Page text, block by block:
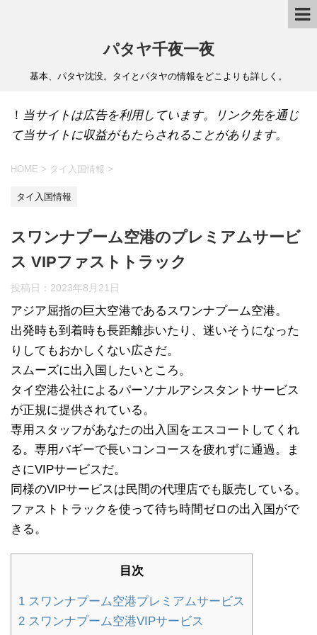
パタヤ千夜一夜
基本、パタヤ沈没。タイとパタヤの情報をどこよりも詳しく。
！ 当サイトは広告を利用しています。リンク先を通じ
て当サイトに収益がもたらされることがあります。
HOME > タイ入国情報 >
タイ入国情報
スワンナプーム空港のプレミアムサービ
ス VIPファストトラック
投稿日： 2023年8月21日
アジア屈指の巨大空港であるスワンナプーム空港。
出発時も到着時も長距離歩いたり、迷いそうになった
りしてもおかしくない広さだ。
スムーズに出入国したいところ。
タイ空港公社によるパーソナルアシスタントサービス
が正規に提供されている。
専用スタッフがあなたの出入国をエスコートしてくれ
る。専用バギーで長いコンコースを疲れずに通過。ま
さにVIPサービスだ。
同様のVIPサービスは民間の代理店でも販売している。
ファストトラックを使って待ち時間ゼロの出入国がで
きる。
目次
1 スワンナプーム空港プレミアムサービス
2 スワンナプーム空港VIPサービス